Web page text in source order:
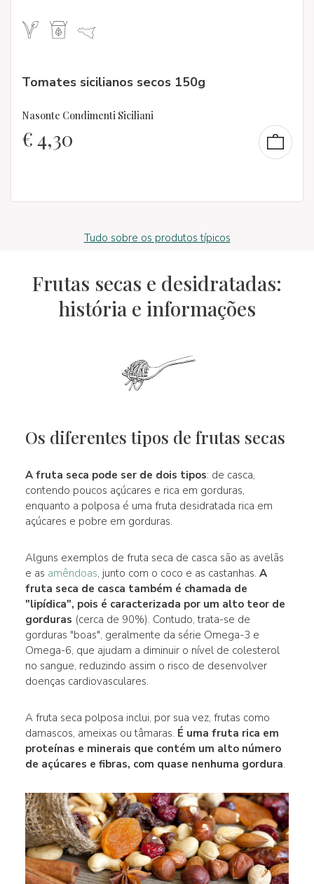
Tomates sicilianos secos 150g
Nasonte Condimenti Siciliani
€4,30
Tudo sobre os produtos típicos
Frutas secas e desidratadas:
história e informações
Os diferentes tipos de frutas secas
A fruta seca pode ser de dois tipos: de casca,
contendo poucos açúcares e rica em gorduras,
enquanto a polposa é uma fruta desidratada rica em
açúcares e pobre em gorduras.
Alguns exemplos de fruta seca de casca são as avelãs
e as amêndoas, junto com o coco e as castanhas. A
fruta seca de casca também é chamada de
"lipídica", pois é caracterizada por um alto teor de
gorduras (cerca de 90%). Contudo, trata-se de
gorduras "boas", geralmente da série Omega-3 e
Omega-6, que ajudam a diminuir o nível de colesterol
no sangue, reduzindo assim o risco de desenvolver
doenças cardiovasculares.
A fruta seca polposa inclui, por sua vez, frutas como
damascos, ameixas ou tâmaras. É uma fruta rica em
proteínas e minerais que contém um alto número
de açúcares e fibras, com quase nenhuma gordura.